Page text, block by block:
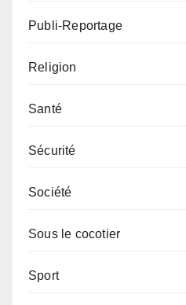
Publi-Reportage
Religion
Santé
Sécurité
Société
Sous le cocotier
Sport